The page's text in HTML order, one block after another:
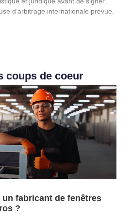
d’arbitrage internationale prévue.
coups de coeur
fabricant de fenêtres
?